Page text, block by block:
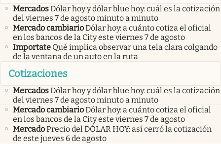
MercadosDólar hoy y dólar blue hoy: cuál es la cotización
del viernes 7 de agosto minuto a minuto
Mercado cambiarioDólar hoy: a cuánto cotiza el oficial
en los bancos de la City este viernes 7 de agosto
Importate Qué implica observar una tela clara colgando
de la ventana de un auto en la ruta
Cotizaciones
MercadosDólar hoy y dólar blue hoy: cuál es la cotización
del viernes 7 de agosto minuto a minuto
Mercado cambiarioDólar hoy: a cuánto cotiza el oficial
en los bancos de la City este viernes 7 de agosto
MercadoPrecio del DÓLAR HOY: así cerró la cotización
de este jueves 6 de agosto